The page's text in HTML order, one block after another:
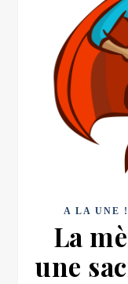
A LA UNE !
La
une